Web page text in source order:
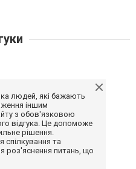
людей, які бажають
іншим
з обов'язковою
відгука. Це допоможе
рішення.
спілкування та
роз'яснення питань, що